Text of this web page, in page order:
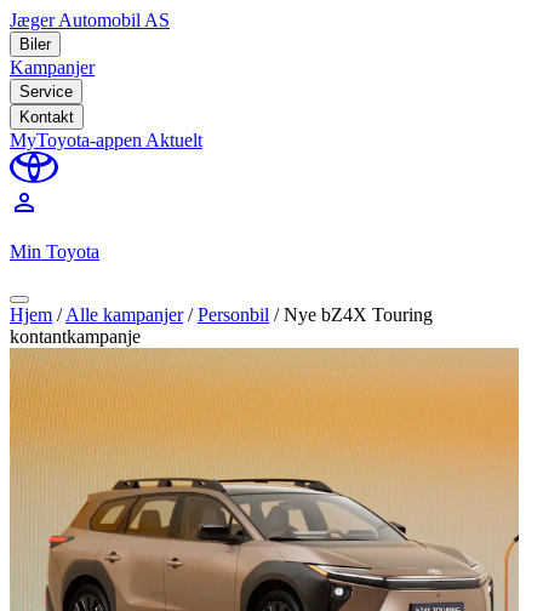
Jæger Automobil AS
Biler
Kampanjer
Service
Kontakt
MyToyota-appen Aktuelt
perm_identity
Min Toyota
Hjem /Alle kampanjer /Personbil /Nye bZ4X Touring
kontantkampanje